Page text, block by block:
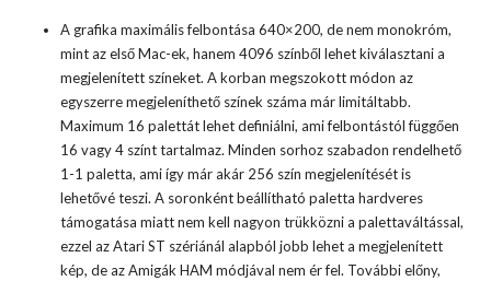
A grafika maximális felbontása 640×200, de nem monokróm,
mint az első Mac-ek, hanem 4096 színből lehet kiválasztani a
megjelenített színeket. A korban megszokott módon az
egyszerre megjeleníthető színek száma már limitáltabb.
Maximum 16 palettát lehet definiálni, ami felbontástól függően
16 vagy 4 színt tartalmaz. Minden sorhoz szabadon rendelhető
1-1 paletta, ami így már akár 256 szín megjelenítését is
lehetővé teszi. A soronként beállítható paletta hardveres
támogatása miatt nem kell nagyon trükközni a palettaváltással,
ezzel az Atari ST szériánál alapból jobb lehet a megjelenített
kép, de az Amigák HAM módjával nem ér fel. További előny,